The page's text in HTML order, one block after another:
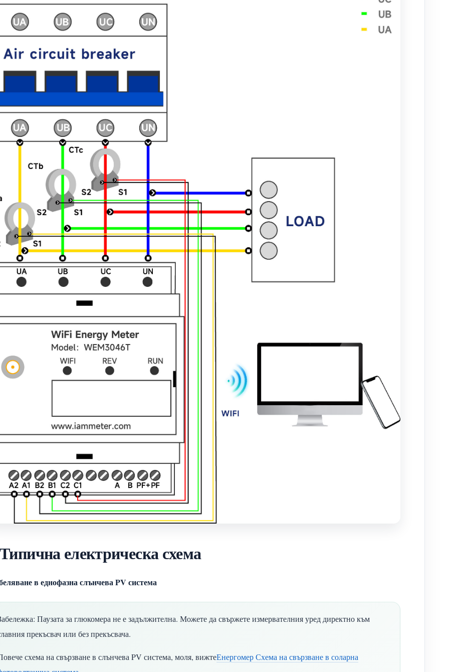
електрическа схема
в еднофазна слънчева PV система
Паузата за глюкомера не е задължителна. Можете да свържете измервателния уред директно към
прекъсвач или без прекъсвача.
схема на свързване в слънчева PV система, моля, вижтеЕнергомер Схема на свързване в соларна